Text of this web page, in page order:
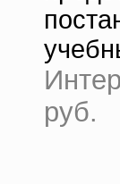
руб.